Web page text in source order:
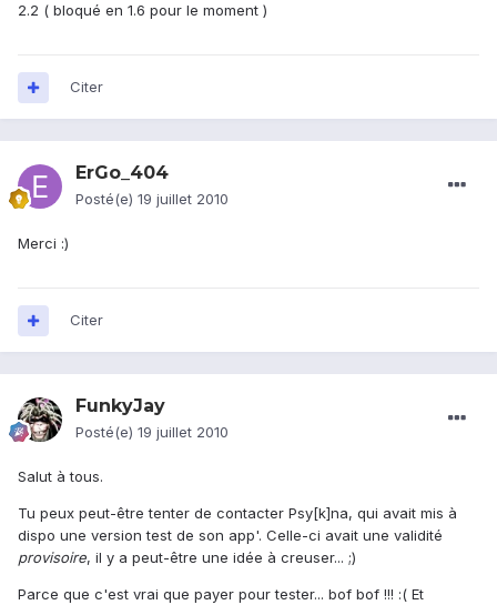
2.2 ( bloqué en 1.6 pour le moment )
Citer
ErGo_404
Posté(e) 19 juillet 2010
Merci :)
Citer
FunkyJay
Posté(e) 19 juillet 2010
Salut à tous.
Tu peux peut-être tenter de contacter Psy[k]na, qui avait mis à
dispo une version test de son app'. Celle-ci avait une validité
provisoire, il y a peut-être une idée à creuser... ;)
Parce que c'est vrai que payer pour tester... bof bof !!! :( Et